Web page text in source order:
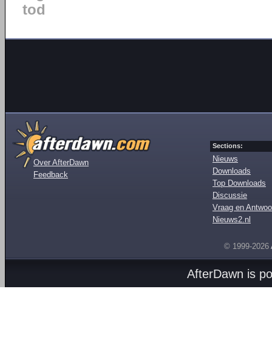
tod
Over AfterDawn
Feedback
Sections:
Nieuws
Downloads
Top Downloads
Discussie
Vraag en
Nieuws2.nl
© 1999-2026
AfterDawn is